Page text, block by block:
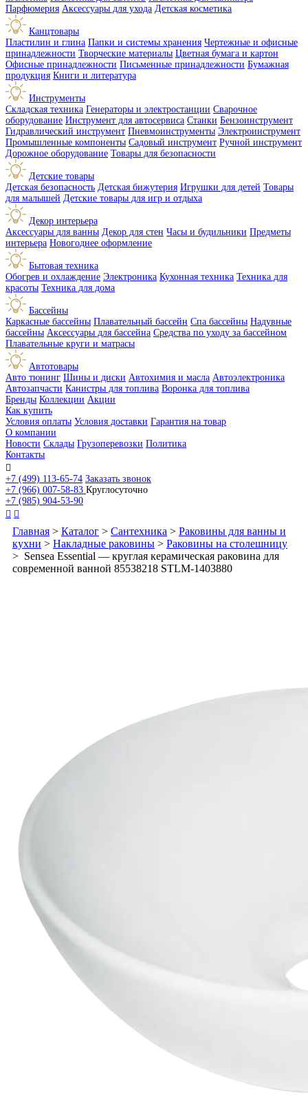
Парфюмерия Аксессуары для ухода Детская косметика
Канцтовары
Пластилин и глина Папки и системы хранения Чертежные и офисные
принадлежности Творческие материалы Цветная бумага и картон
Офисные принадлежности Письменные принадлежности Бумажная
продукция Книги и литература
Инструменты
Складская техника Генераторы и электростанции Сварочное
оборудование Инструмент для автосервиса Станки Бензоинструмент
Гидравлический инструмент Пневмоинструменты Электроинструмент
Промышленные компоненты Садовый инструмент Ручной инструмент
Дорожное оборудование Товары для безопасности
Детские товары
Детская безопасность Детская бижутерия Игрушки для детей Товары
для малышей Детские товары для игр и отдыха
Декор интерьера
Аксессуары для ванны Декор для стен Часы и будильники Предметы
интерьера Новогоднее оформление
Бытовая техника
Обогрев и охлаждение Электроника Кухонная техника Техника для
красоты Техника для дома
Бассейны
Каркасные бассейны Плавательный бассейн Спа бассейны Надувные
бассейны Аксессуары для бассейна Средства по уходу за бассейном
Плавательные круги и матрасы
Автотовары
Авто тюнинг Шины и диски Автохимия и масла Автоэлектроника
Автозапчасти Канистры для топлива Воронка для топлива
Бренды Коллекции Акции
Как купить
Условия оплаты Условия доставки Гарантия на товар
О компании
Новости Склады Грузоперевозки Политика
Контакты

+7 (499) 113-65-74 Заказать звонок
+7 (966) 007-58-83 Круглосуточно
+7 (985) 904-53-90
 
Главная > Каталог > Сантехника > Раковины для ванны и
кухни > Накладные раковины > Раковины на столешницу
> Sensea Essential — круглая керамическая раковина для
современной ванной 85538218 STLM-1403880